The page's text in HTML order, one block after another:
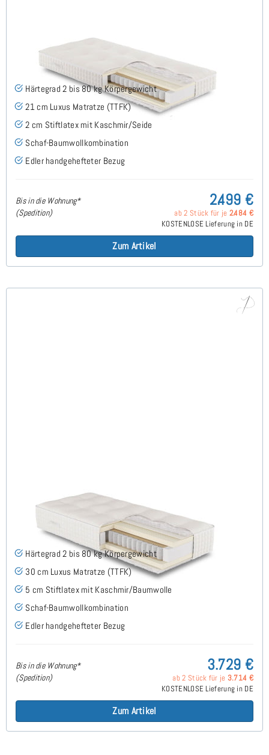
ARMIN H2 TTFK Matratze 130x200 cm -
Sonderanfertigung
Härtegrad 2 bis 80 kg Körpergewicht
21 cm Luxus Matratze (TTFK)
2 cm Stiftlatex mit Kaschmir/Seide
Schaf-Baumwollkombination
Edler handgehefteter Bezug
Bis in die Wohnung*
(Spedition)
2.499 €
ab 2 Stück für je 2.484 €
KOSTENLOSE Lieferung in DE
Zum Artikel
ARMINIUS H2 TTFK Luxus Matratze 130x200 cm -
Sonderanfertigung
Härtegrad 2 bis 80 kg Körpergewicht
30 cm Luxus Matratze (TTFK)
5 cm Stiftlatex mit Kaschmir/Baumwolle
Schaf-Baumwollkombination
Edler handgehefteter Bezug
Bis in die Wohnung*
(Spedition)
3.729 €
ab 2 Stück für je 3.714 €
KOSTENLOSE Lieferung in DE
Zum Artikel